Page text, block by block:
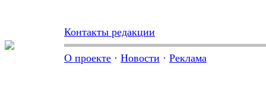
Контакты редакции
О проекте · Новости · Реклама